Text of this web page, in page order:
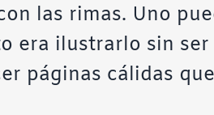
las rimas. Uno
era ilustrarlo sin
páginas cálidas